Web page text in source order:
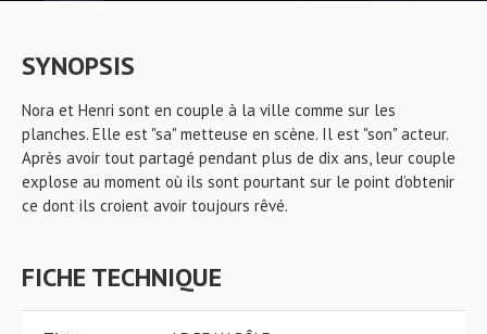
SYNOPSIS
Nora et Henri sont en couple à la ville comme sur les
planches. Elle est "sa" metteuse en scène. Il est "son" acteur.
Après avoir tout partagé pendant plus de dix ans, leur couple
explose au moment où ils sont pourtant sur le point d’obtenir
ce dont ils croient avoir toujours rêvé.
FICHE TECHNIQUE